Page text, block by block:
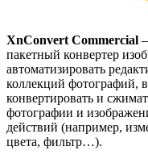
XnConvert Commercial
пакетный конвертер
автоматизировать
коллекций фотографий,
конвертировать и
фотографии и
действий (например,
цвета, фильтр…).